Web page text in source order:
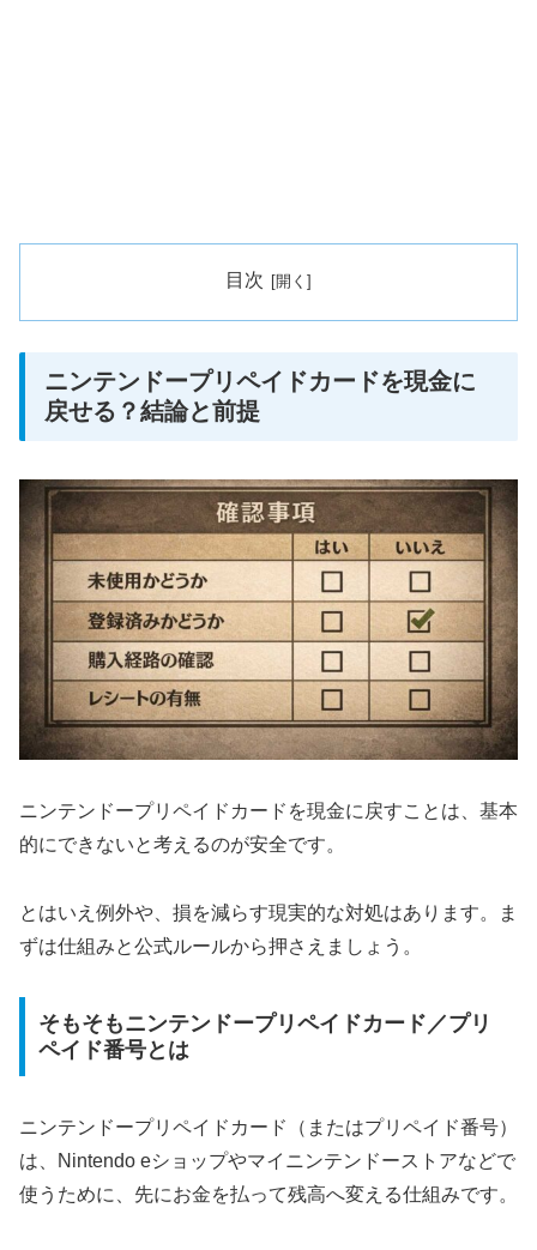
目次
ニンテンドープリペイドカードを現金に
戻せる？結論と前提
ニンテンドープリペイドカードを現金に戻すことは、基本
的にできないと考えるのが安全です。
とはいえ例外や、損を減らす現実的な対処はあります。ま
ずは仕組みと公式ルールから押さえましょう。
そもそもニンテンドープリペイドカード／プリ
ペイド番号とは
ニンテンドープリペイドカード（またはプリペイド番号）
は、Nintendo eショップやマイニンテンドーストアなどで
使うために、先にお金を払って残高へ変える仕組みです。